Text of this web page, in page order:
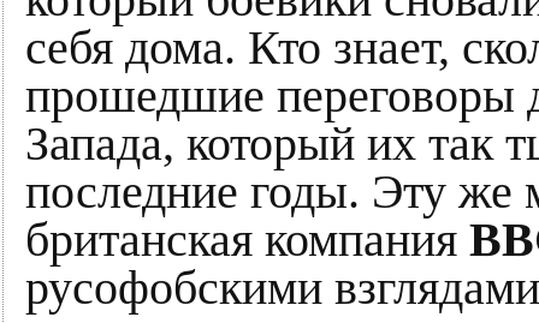
себя дома. Кто знает,
прошедшие переговоры
Запада, который их так
последние годы. Эту же
британская компания
русофобскими